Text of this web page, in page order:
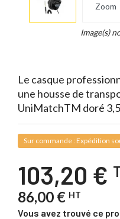
Zoom
Legend...
Image(s)
Le casque
une housse de
UniMatchTM doré
Sur commande : Expédition
103,20 €
86,00 € HT
Vous avez trouvé ce